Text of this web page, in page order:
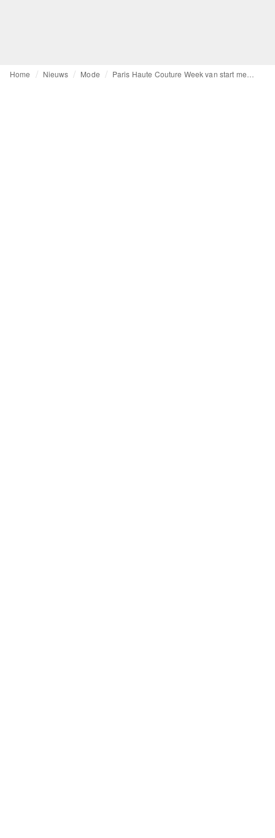
Home Nieuws Mode